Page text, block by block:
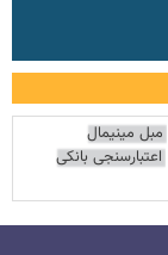
مبل مینیمال
اعتبارسنجی بانکی